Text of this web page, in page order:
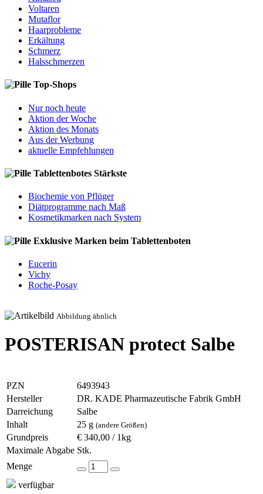
Voltaren
Mutaflor
Haarprobleme
Erkältung
Schmerz
Halsschmerzen
Top-Shops
Nur noch heute
Aktion der Woche
Aktion des Monats
Aus der Werbung
aktuelle Empfehlungen
Tablettenbotes Stärkste
Biochemie von Pflüger
Diätprogramme nach Maß
Kosmetikmarken nach System
Exklusive Marken beim Tablettenboten
Eucerin
Vichy
Roche-Posay
Abbildung ähnlich
POSTERISAN protect Salbe
PZN
6493943
Hersteller
DR. KADE Pharmazeutische Fabrik GmbH
Darreichung
Salbe
Inhalt
25 g (andere Größen)
Grundpreis
€ 340,00 / 1kg
Maximale Abgabe Stk.
Menge
verfügbar